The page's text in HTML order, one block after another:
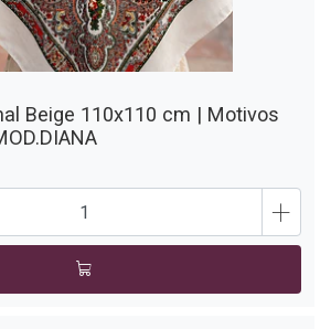
Beige 110x110 cm | Motivos
+